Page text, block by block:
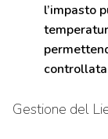
l’impasto
Gestione del